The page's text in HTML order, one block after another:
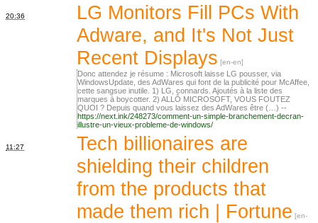
20:36
LG Monitors Fill PCs With
Adware, and It's Not Just
Recent Displays
Donc attendez je résume : Microsoft laisse LG pousser, via
WindowsUpdate, des AdWares qui font de la publicité pour McAffee,
cette sangsue inutile. 1) LG, connards. Ajoutés à la liste des
marques à boycotter. 2) ALLÔ MICROSOFT, VOUS FOUTEZ
QUOI ? Depuis quand vous laissez des AdWares être (…) --
https://next.ink/248273/comment-un-simple-branchement-decran-
illustre-un-vieux-probleme-de-windows/
11:27
Tech billionaires are
shielding their children
from the products that
made them rich | Fortune